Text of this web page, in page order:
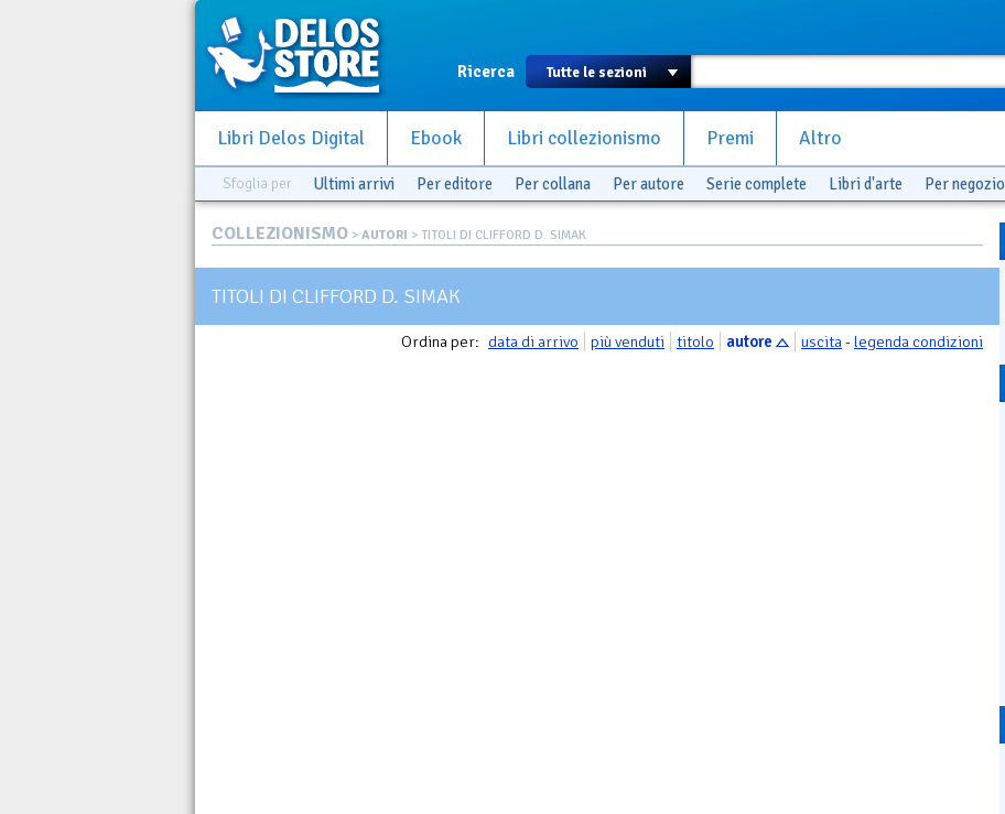
Ricerca
Libri Delos Digital Ebook Libri collezionismo Premi Altro
Sfoglia per Ultimi arrivi Per editore Per collana Per autore Serie complete Libri d'arte Per negozio
COLLEZIONISMO > AUTORI > TITOLI DI CLIFFORD D. SIMAK
TITOLI DI CLIFFORD D. SIMAK
Ordina per: data di arrivo più venduti titolo autore uscita-legenda condizioni